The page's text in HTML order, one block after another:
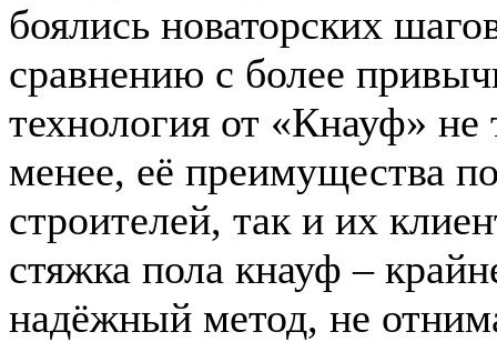
боялись новаторских
сравнению с более
технология от «Кнауф»
менее, её преимущества
строителей, так и их
стяжка пола кнауф –
надёжный метод, не